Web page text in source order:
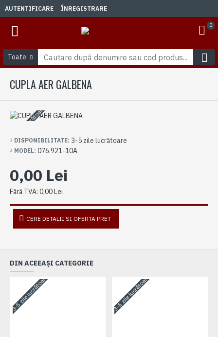
AUTENTIFICARE ÎNREGISTRARE
0
Toate
CUPLA AER GALBENA
3-5 zile lucrătoare
DISPONIBILITATE: 3-5 zile lucrătoare
MODEL: 076.921-10A
0,00 Lei
Fără TVA: 0,00 Lei
CERE DETALII SI OFERTA PRET
DIN ACEEAȘI CATEGORIE
3-5 zile lucrătoare 3-5 zile lucrătoare